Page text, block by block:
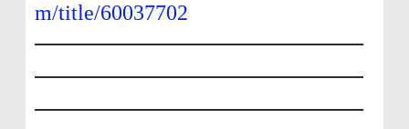
m/title/60037702
━━━━━━━━━━━━━━━
━━━━━━━━━━━━━━━
━━━━━━━━━━━━━━━